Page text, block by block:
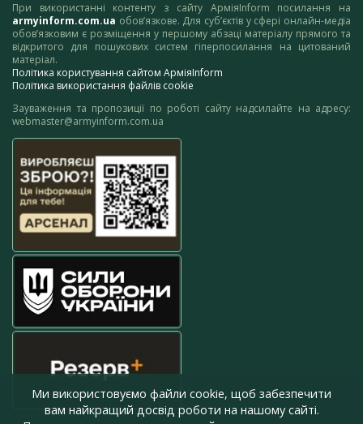
При використанні контенту з сайту АрміяInform посилання на
armyinform.com.ua обов’язкове. Для суб’єктів у сфері онлайн-медіа
обов’язковим є розміщення у першому абзаці матеріалу прямого та
відкритого для пошукових систем гіперпосилання на цитований
матеріал.
Політика користування сайтом АрміяInform
Політика використання файлів cookie
Зауваження та пропозиції по роботі сайту надсилайте на адресу:
webmaster@armyinform.com.ua
Ми використовуємо файли cookie, щоб забезпечити
вам найкращий досвід роботи на нашому сайті.